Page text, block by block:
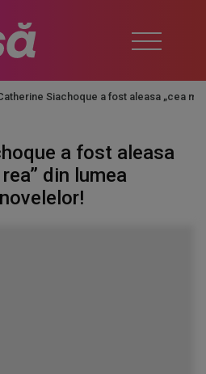
Siachoque a fost aleasa „cea
a fost aleasa
din lumea